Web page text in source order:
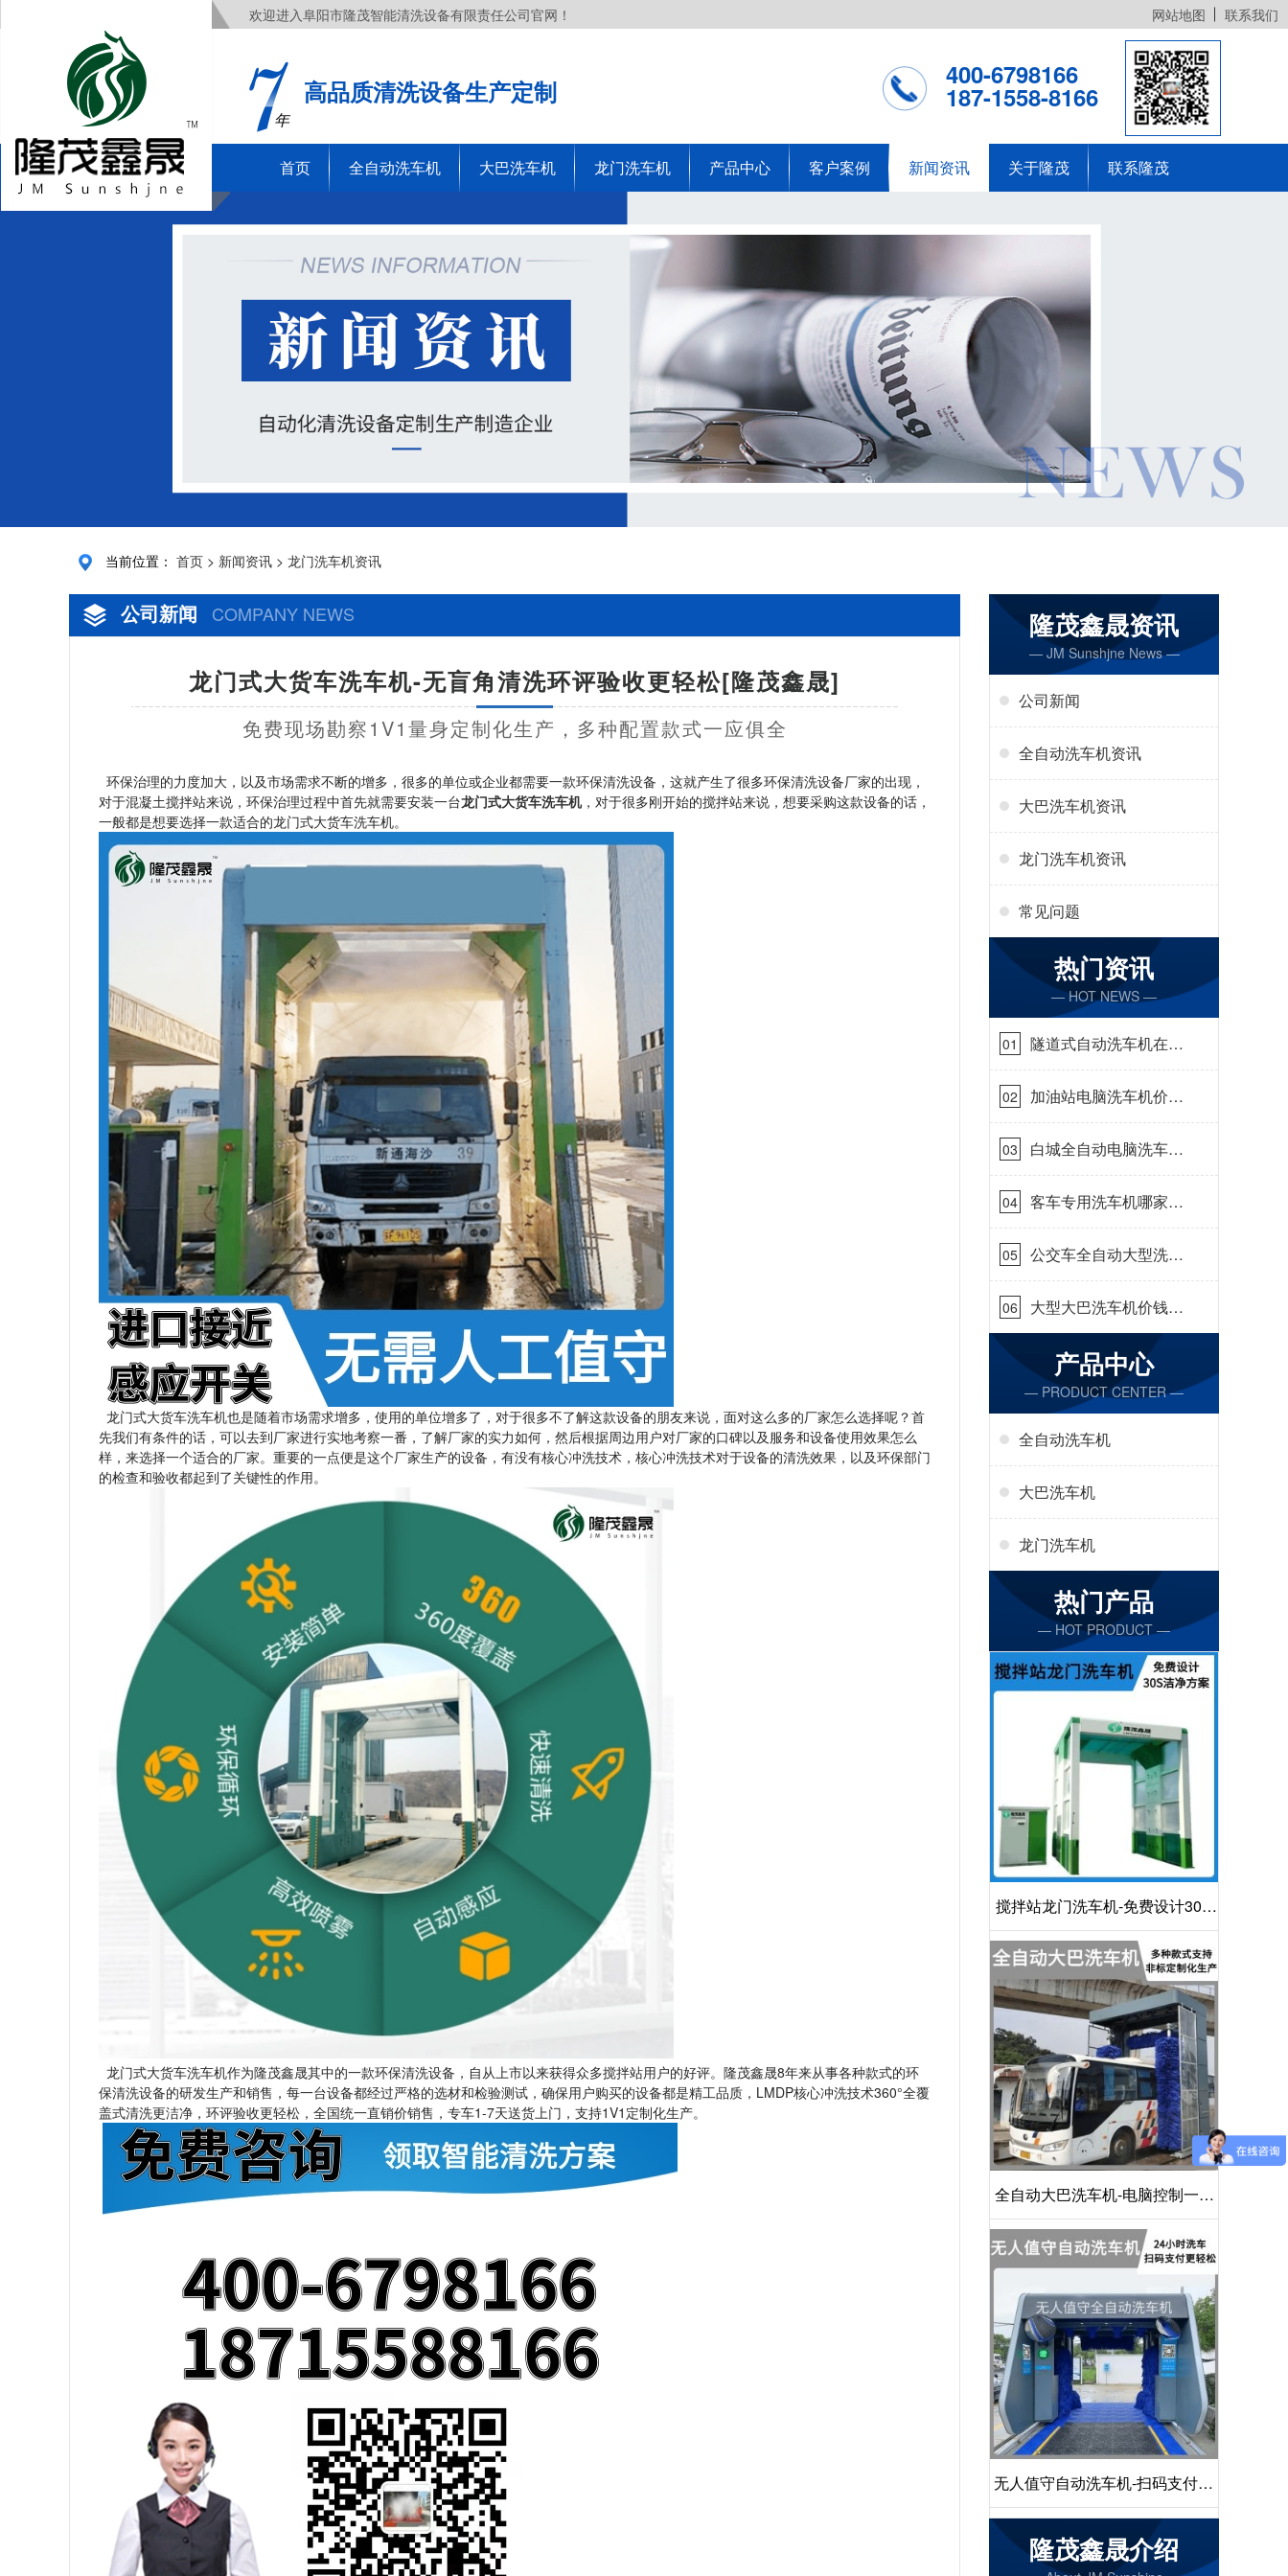
欢迎进入阜阳市隆茂智能清洗设备有限责任公司官网！ 网站地图 联系我们
年
高品质清洗设备生产定制
400-6798166
187-1558-8166
首页 全自动洗车机 大巴洗车机 龙门洗车机 产品中心 客户案例 新闻资讯 关于隆茂 联系隆茂
当前位置： 首页 > 新闻资讯 > 龙门洗车机资讯
公司新闻 COMPANY NEWS
龙门式大货车洗车机-无盲角清洗环评验收更轻松[隆茂鑫晟]
免费现场勘察1V1量身定制化生产，多种配置款式一应俱全
环保治理的力度加大，以及市场需求不断的增多，很多的单位或企业都需要一款环保清洗设备，这就产生了很多环保清洗设备厂家的出现，
对于混凝土搅拌站来说，环保治理过程中首先就需要安装一台龙门式大货车洗车机，对于很多刚开始的搅拌站来说，想要采购这款设备的话，
一般都是想要选择一款适合的龙门式大货车洗车机。
龙门式大货车洗车机也是随着市场需求增多，使用的单位增多了，对于很多不了解这款设备的朋友来说，面对这么多的厂家怎么选择呢？首
先我们有条件的话，可以去到厂家进行实地考察一番，了解厂家的实力如何，然后根据周边用户对厂家的口碑以及服务和设备使用效果怎么
样，来选择一个适合的厂家。重要的一点便是这个厂家生产的设备，有没有核心冲洗技术，核心冲洗技术对于设备的清洗效果，以及环保部门
的检查和验收都起到了关键性的作用。
龙门式大货车洗车机作为隆茂鑫晟其中的一款环保清洗设备，自从上市以来获得众多搅拌站用户的好评。隆茂鑫晟8年来从事各种款式的环
保清洗设备的研发生产和销售，每一台设备都经过严格的选材和检验测试，确保用户购买的设备都是精工品质，LMDP核心冲洗技术360°全覆
盖式清洗更洁净，环评验收更轻松，全国统一直销价销售，专车1-7天送货上门，支持1V1定制化生产。
隆茂鑫晟资讯
— JM Sunshjne News —
公司新闻
全自动洗车机资讯
大巴洗车机资讯
龙门洗车机资讯
常见问题
热门资讯
— HOT NEWS —
01
隧道式自动洗车机在哪
里购买[隆茂鑫晟]
02
加油站电脑洗车机价格
怎么样[隆茂鑫晟]
03
白城全自动电脑洗车
机-ADV防冻冬季正常
使用[隆茂鑫晟]
04
客车专用洗车机哪家的
好[隆茂鑫晟]
05
公交车全自动大型洗车
机什么价钱[隆茂鑫晟]
06
大型大巴洗车机价钱怎
么样[隆茂鑫晟]
产品中心
— PRODUCT CENTER —
全自动洗车机
大巴洗车机
龙门洗车机
热门产品
— HOT PRODUCT —
搅拌站龙门洗车机-免费设计30S
洁净方案[隆茂鑫晟]
全自动大巴洗车机-电脑控制一键
启动清洗[隆茂鑫晟]
无人值守自动洗车机-扫码支付24
小时不停机洗车[隆茂鑫晟]
隆茂鑫晟介绍